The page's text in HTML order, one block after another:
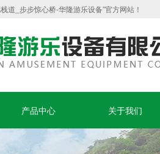
道_步步惊心桥-华隆游乐设备”官方网站！
产品中心 关于我们